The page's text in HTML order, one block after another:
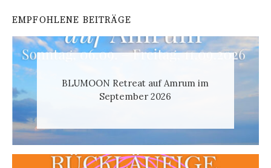
EMPFOHLENE BEITRÄGE
BLUMOON Retreat auf Amrum im
September 2026